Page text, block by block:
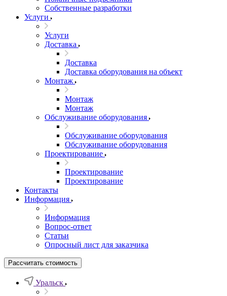
Собственные разработки
Услуги
Услуги
Доставка
Доставка
Доставка оборудования на объект
Монтаж
Монтаж
Монтаж
Обслуживание оборудования
Обслуживание оборудования
Обслуживание оборудования
Проектирование
Проектирование
Проектирование
Контакты
Информация
Информация
Вопрос-ответ
Статьи
Опросный лист для заказчика
Рассчитать стоимость
Уральск